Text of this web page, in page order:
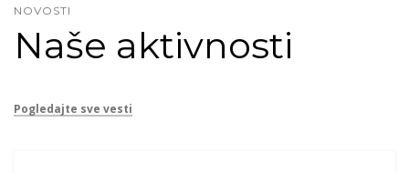
NOVOSTI
Naše aktivnosti
Pogledajte sve vesti